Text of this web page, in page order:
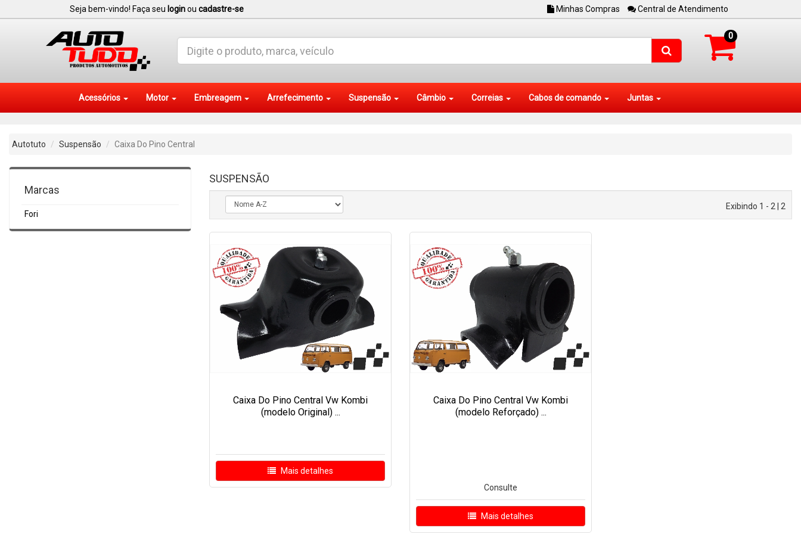
Seja bem-vindo! Faça seu loginou cadastre-se Minhas Compras Central de Atendimento
0
Acessórios Motor Embreagem Arrefecimento Suspensão Câmbio Correias Cabos de comando Juntas
Autotuto Suspensão Caixa Do Pino Central
Marcas
Fori
SUSPENSÃO
Exibindo 1 - 2 | 2
Caixa Do Pino Central Vw Kombi
(modelo Original) ...
Mais detalhes
Caixa Do Pino Central Vw Kombi
(modelo Reforçado) ...
Consulte
Mais detalhes